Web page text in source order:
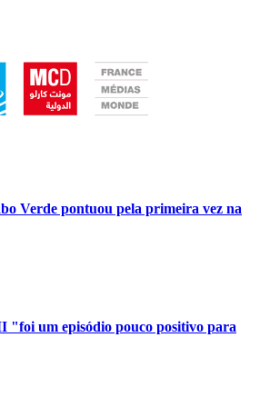
Verde pontuou pela primeira vez na
"foi um episódio pouco positivo para